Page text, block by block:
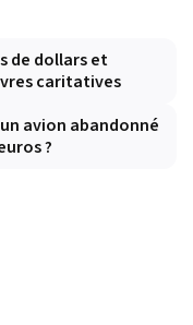
de dollars et
caritatives
avion abandonné
?